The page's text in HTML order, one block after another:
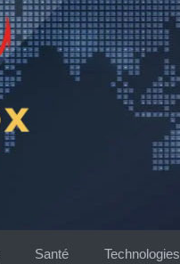
Santé Technologies